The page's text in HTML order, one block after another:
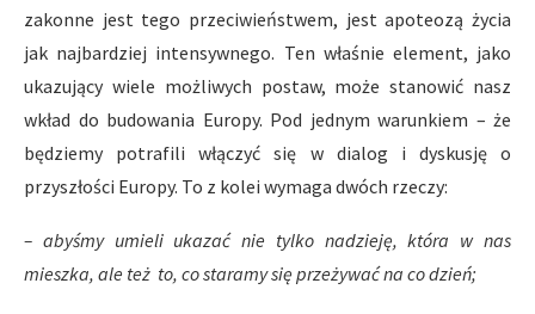
zakonne jest tego przeciwieństwem, jest apoteozą życia
jak najbardziej intensywnego. Ten właśnie element, jako
ukazujący wiele możliwych postaw, może stanowić nasz
wkład do budowania Europy. Pod jednym warunkiem – że
będziemy potrafili włączyć się w dialog i dyskusję o
przyszłości Europy. To z kolei wymaga dwóch rzeczy:
– abyśmy umieli ukazać nie tylko nadzieję, która w nas
mieszka, ale też to, co staramy się przeżywać na co dzień;